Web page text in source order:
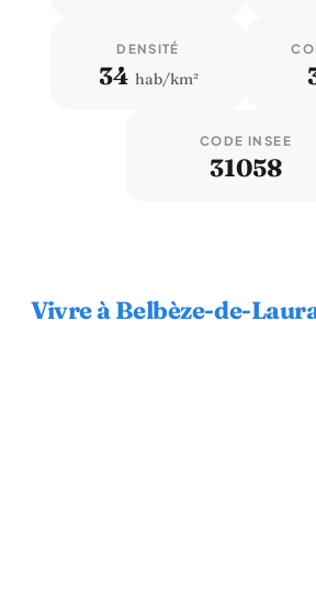
DENSITÉ
34 hab/km²
CODE INSEE
31058
Vivre à Belbèze-de-